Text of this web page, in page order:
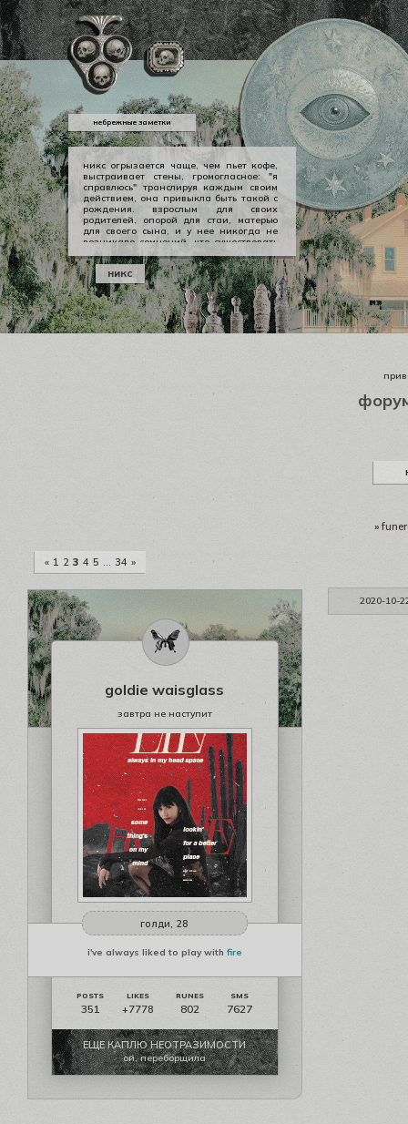
никс огрызается чаще, чем пьет кофе,
выстраивает стены, громогласное: "я
справлюсь" транслируя каждым своим
действием, она привыкла быть такой с
рождения. взрослым для своих
родителей, опорой для стаи, матерью
для своего сына, и у нее никогда не
возникало сомнений, что существовать
можно в принципе своем как-то иначе.
у никс опора — она сама, даже если
уже давно изломанная, совершенно
ненадежная, но помощи она просит
тогда, когда не остается уже выбора.
никс
небрежные заметки
»
« 1 2 3 4 5 … 34 »
2020-10-
goldie waisglass
завтра не наступит
голди, 28
i've always liked to play with fire
351 +7778 802 7627
ЕЩЕ КАПЛЮ НЕОТРАЗИМОСТИ
ой, переборщила